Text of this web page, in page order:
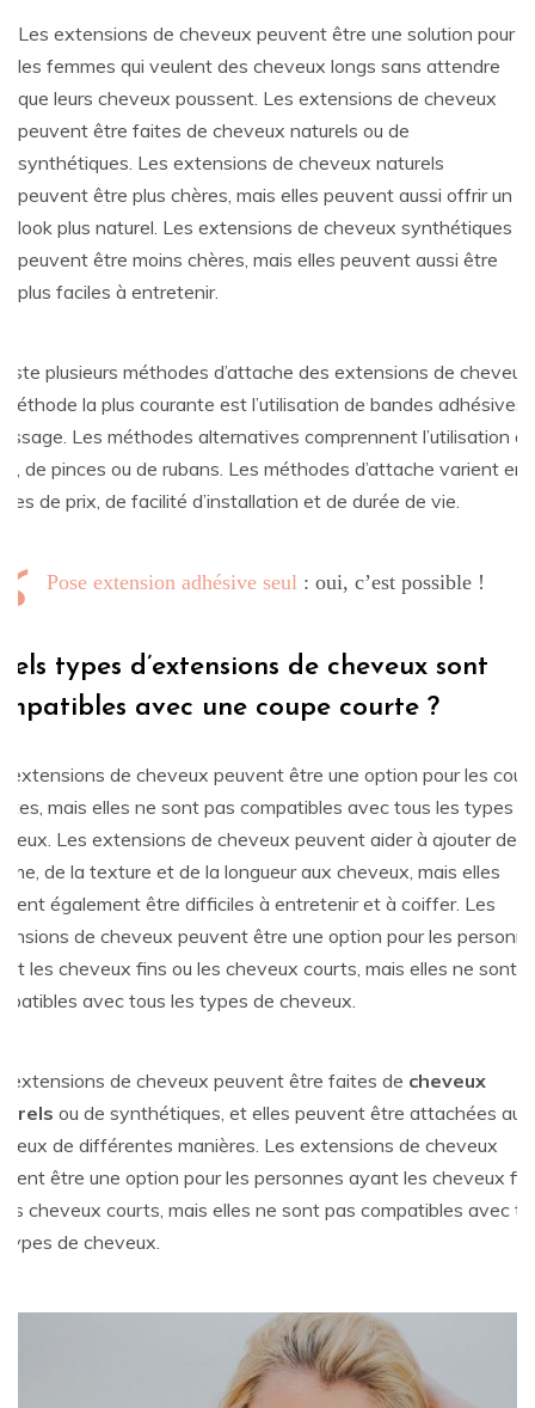
Les extensions de cheveux peuvent être une solution pour
les femmes qui veulent des cheveux longs sans attendre
que leurs cheveux poussent. Les extensions de cheveux
peuvent être faites de cheveux naturels ou de
synthétiques. Les extensions de cheveux naturels
peuvent être plus chères, mais elles peuvent aussi offrir un
look plus naturel. Les extensions de cheveux synthétiques
peuvent être moins chères, mais elles peuvent aussi être
plus faciles à entretenir.
plusieurs méthodes d’attache des extensions de cheveux.
la plus courante est l’utilisation de bandes adhésives
Les méthodes alternatives comprennent l’utilisation de
, de pinces ou de rubans. Les méthodes d’attache varient en
de prix, de facilité d’installation et de durée de vie.
Pose extension adhésive seul : oui, c’est possible !
types d’extensions de cheveux sont
avec une coupe courte ?
extensions de cheveux peuvent être une option pour les
mais elles ne sont pas compatibles avec tous les types
Les extensions de cheveux peuvent aider à ajouter de la
de la texture et de la longueur aux cheveux, mais elles
également être difficiles à entretenir et à coiffer. Les
de cheveux peuvent être une option pour les
les cheveux fins ou les cheveux courts, mais elles ne sont
avec tous les types de cheveux.
extensions de cheveux peuvent être faites de cheveux
ou de synthétiques, et elles peuvent être attachées aux
de différentes manières. Les extensions de cheveux
être une option pour les personnes ayant les cheveux
cheveux courts, mais elles ne sont pas compatibles avec
types de cheveux.